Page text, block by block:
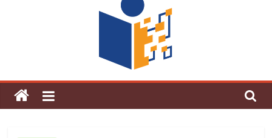
граници“
Магията на Андерсен оживя в ОУ
„Любен Каравелов“